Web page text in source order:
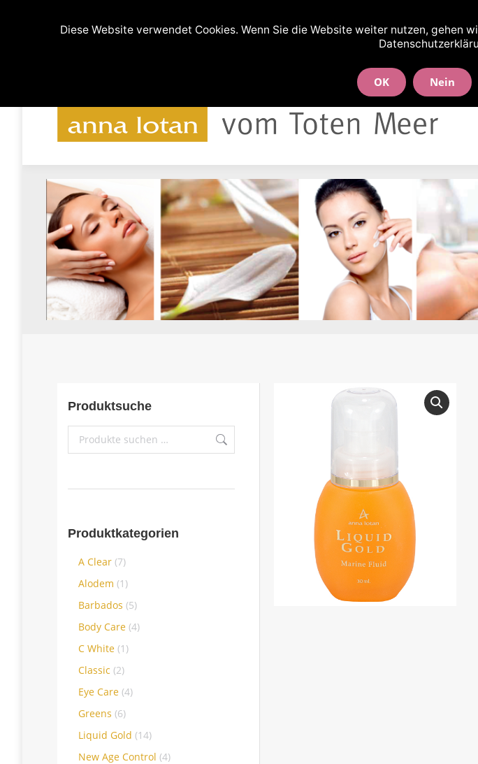
Produktsuche
Produktkategorien
A Clear (7)
Alodem (1)
Barbados (5)
Body Care (4)
C White (1)
Classic (2)
Eye Care (4)
Greens (6)
Liquid Gold (14)
New Age Control (4)
Diese Website verwendet Cookies. Wenn Sie die Website weiter nutzen, gehen
OK Nein